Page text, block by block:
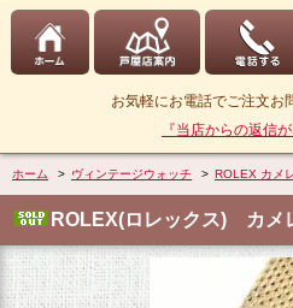
お気軽にお電話でご注文お
『当店からの返信
ホーム > ヴィンテージウォッチ > ROLEX カメ
ROLEX(ロレックス) カ